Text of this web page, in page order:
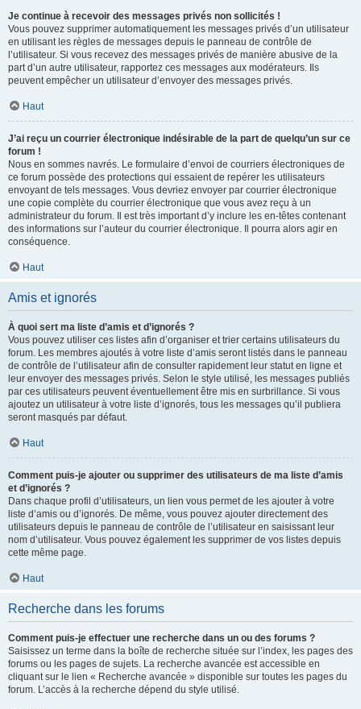
Je continue à recevoir des messages privés non sollicités !
Vous pouvez supprimer automatiquement les messages privés d’un utilisateur
en utilisant les règles de messages depuis le panneau de contrôle de
l’utilisateur. Si vous recevez des messages privés de manière abusive de la
part d’un autre utilisateur, rapportez ces messages aux modérateurs. Ils
peuvent empêcher un utilisateur d’envoyer des messages privés.
Haut
J’ai reçu un courrier électronique indésirable de la part de quelqu’un sur ce
forum !
Nous en sommes navrés. Le formulaire d’envoi de courriers électroniques de
ce forum possède des protections qui essaient de repérer les utilisateurs
envoyant de tels messages. Vous devriez envoyer par courrier électronique
une copie complète du courrier électronique que vous avez reçu à un
administrateur du forum. Il est très important d’y inclure les en-têtes contenant
des informations sur l’auteur du courrier électronique. Il pourra alors agir en
conséquence.
Haut
Amis et ignorés
À quoi sert ma liste d’amis et d’ignorés ?
Vous pouvez utiliser ces listes afin d’organiser et trier certains utilisateurs du
forum. Les membres ajoutés à votre liste d’amis seront listés dans le panneau
de contrôle de l’utilisateur afin de consulter rapidement leur statut en ligne et
leur envoyer des messages privés. Selon le style utilisé, les messages publiés
par ces utilisateurs peuvent éventuellement être mis en surbrillance. Si vous
ajoutez un utilisateur à votre liste d’ignorés, tous les messages qu’il publiera
seront masqués par défaut.
Haut
Comment puis-je ajouter ou supprimer des utilisateurs de ma liste d’amis
et d’ignorés ?
Dans chaque profil d’utilisateurs, un lien vous permet de les ajouter à votre
liste d’amis ou d’ignorés. De même, vous pouvez ajouter directement des
utilisateurs depuis le panneau de contrôle de l’utilisateur en saisissant leur
nom d’utilisateur. Vous pouvez également les supprimer de vos listes depuis
cette même page.
Haut
Recherche dans les forums
Comment puis-je effectuer une recherche dans un ou des forums ?
Saisissez un terme dans la boîte de recherche située sur l’index, les pages des
forums ou les pages de sujets. La recherche avancée est accessible en
cliquant sur le lien « Recherche avancée » disponible sur toutes les pages du
forum. L’accès à la recherche dépend du style utilisé.